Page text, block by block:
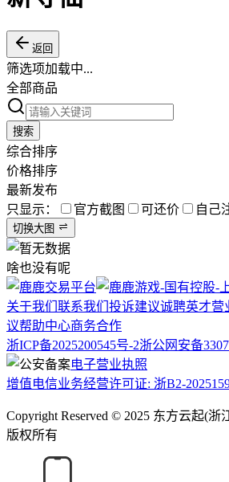
返回
筛选项加载中...
全部商品
搜索
综合排序
价格排序
最新发布
只显示：
官方截图 可还价 自己
切换大图
啥也没有呢
关于我们 联系我们 投诉建议诚聘英才营
议帮助中心商务合作
浙ICP备2025200545号-2浙公网安备
电子营业执照
增值电信业务经营许可证: 浙B2-
Copyright Reserved © 2025 东方云起(浙
版权所有